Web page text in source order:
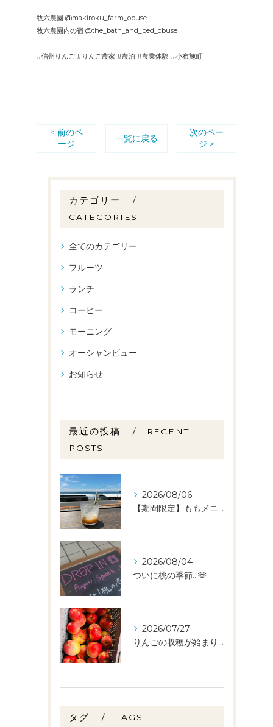
牧六農園 @makiroku_farm_obuse
牧六農園内の宿 @the_bath_and_bed_obuse
#信州りんご #りんご農家 #農泊 #農業体験 #小布施町
< 前のペ
ージ
一覧に戻る
次のペー
ジ >
カテゴリー
CATEGORIES
全てのカテゴリー
フルーツ
ランチ
コーヒー
モーニング
オーシャンビュー
お知らせ
最近の投稿
RECENT
POSTS
2026/08/06
【期間限定】ももメニュー🍑スタートしました✨️
2026/08/04
ついに桃の季節…🫶
2026/07/27
りんごの収穫が始まりました🧑‍🌾🍎
タグ TAGS